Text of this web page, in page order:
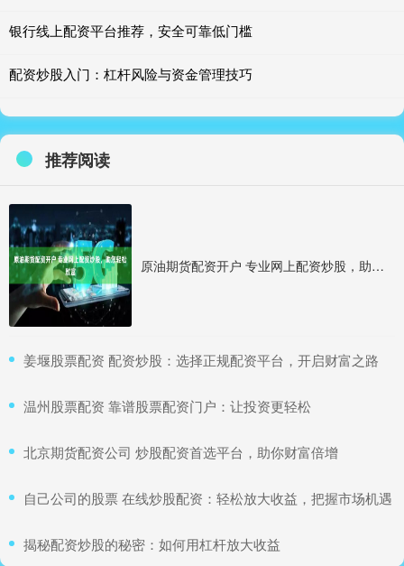
银行线上配资平台推荐，安全可靠低门槛
配资炒股入门：杠杆风险与资金管理技巧
推荐阅读
原油期货配资开户 专业网上配资炒股，助您轻松致富
​姜堰股票配资 配资炒股：选择正规配资平台，开启财富之路
​温州股票配资 靠谱股票配资门户：让投资更轻松
​北京期货配资公司 炒股配资首选平台，助你财富倍增
​自己公司的股票 在线炒股配资：轻松放大收益，把握市场机遇
​揭秘配资炒股的秘密：如何用杠杆放大收益